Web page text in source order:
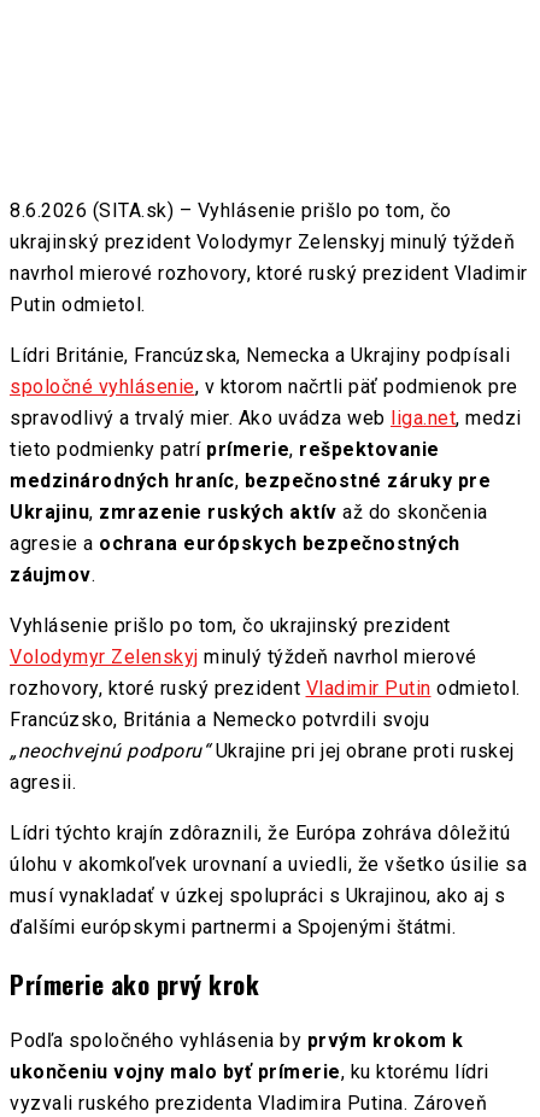
8.6.2026 (SITA.sk) – Vyhlásenie prišlo po tom, čo
ukrajinský prezident Volodymyr Zelenskyj minulý týždeň
navrhol mierové rozhovory, ktoré ruský prezident Vladimir
Putin odmietol.
Lídri Británie, Francúzska, Nemecka a Ukrajiny podpísali
spoločné vyhlásenie, v ktorom načrtli päť podmienok pre
spravodlivý a trvalý mier. Ako uvádza web liga.net, medzi
tieto podmienky patrí prímerie, rešpektovanie
medzinárodných hraníc, bezpečnostné záruky pre
Ukrajinu, zmrazenie ruských aktív až do skončenia
agresie a ochrana európskych bezpečnostných
záujmov.
Vyhlásenie prišlo po tom, čo ukrajinský prezident
Volodymyr Zelenskyj minulý týždeň navrhol mierové
rozhovory, ktoré ruský prezident Vladimir Putin odmietol.
Francúzsko, Británia a Nemecko potvrdili svoju
„neochvejnú podporu“Ukrajine pri jej obrane proti ruskej
agresii.
Lídri týchto krajín zdôraznili, že Európa zohráva dôležitú
úlohu v akomkoľvek urovnaní a uviedli, že všetko úsilie sa
musí vynakladať v úzkej spolupráci s Ukrajinou, ako aj s
ďalšími európskymi partnermi a Spojenými štátmi.
Prímerie ako prvý krok
Podľa spoločného vyhlásenia by prvým krokom k
ukončeniu vojny malo byť prímerie, ku ktorému lídri
vyzvali ruského prezidenta Vladimira Putina. Zároveň